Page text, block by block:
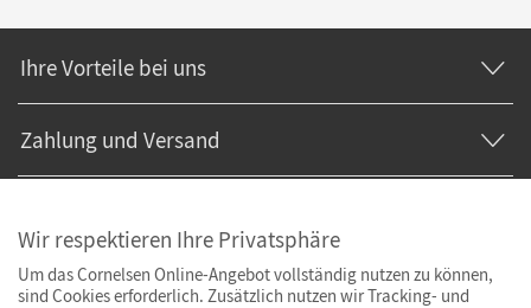
Ihre Vorteile bei uns
Zahlung und Versand
Wir respektieren Ihre Privatsphäre
Um das Cornelsen Online-Angebot vollständig nutzen zu können,
sind Cookies erforderlich. Zusätzlich nutzen wir Tracking- und